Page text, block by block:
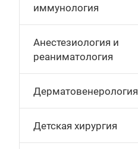
иммунология
Анестезиология и
реаниматология
Дерматовенерология
Детская хирургия